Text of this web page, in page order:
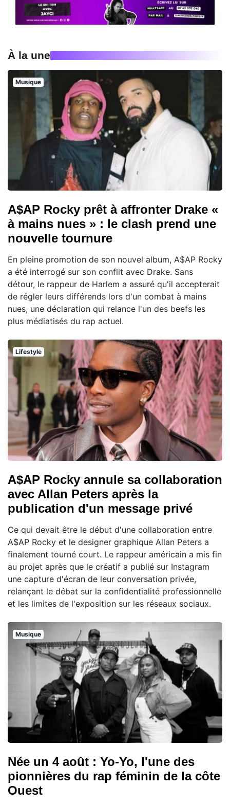
À la une
Musique
A$AP Rocky prêt à affronter Drake «
à mains nues » : le clash prend une
nouvelle tournure
En pleine promotion de son nouvel album, A$AP Rocky
a été interrogé sur son conflit avec Drake. Sans
détour, le rappeur de Harlem a assuré qu'il accepterait
de régler leurs différends lors d'un combat à mains
nues, une déclaration qui relance l'un des beefs les
plus médiatisés du rap actuel.
Lifestyle
A$AP Rocky annule sa collaboration
avec Allan Peters après la
publication d'un message privé
Ce qui devait être le début d'une collaboration entre
A$AP Rocky et le designer graphique Allan Peters a
finalement tourné court. Le rappeur américain a mis fin
au projet après que le créatif a publié sur Instagram
une capture d'écran de leur conversation privée,
relançant le débat sur la confidentialité professionnelle
et les limites de l'exposition sur les réseaux sociaux.
Musique
Née un 4 août : Yo-Yo, l'une des
pionnières du rap féminin de la côte
Ouest